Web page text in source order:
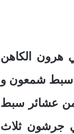
هرون الكاهن
سبط شمعون و
عشائر سبط
جرشون ثلاث